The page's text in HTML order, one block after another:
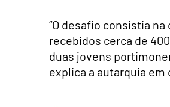
“O desafio consistia
recebidos cerca de
duas jovens
explica a autarquia em